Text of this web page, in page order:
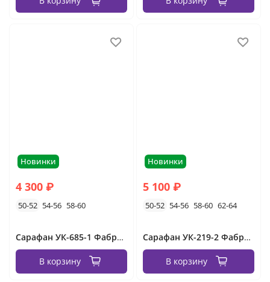
Новинки
4 300 ₽
50-52 54-56 58-60
Сарафан УК-685-1 Фабрика Моды
В корзину
Новинки
5 100 ₽
50-52 54-56 58-60 62-64
Сарафан УК-219-2 Фабрика Моды
В корзину